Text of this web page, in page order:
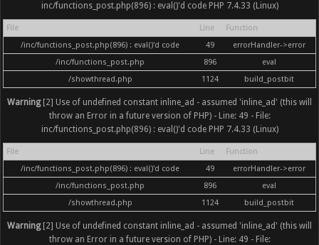
inc/functions_post.php(896) : eval()'d code PHP 7.4.33 (Linux)
File Line
Function
/inc/functions_post.php(896) : eval()'d code
49
errorHandler->error
/inc/functions_post.php
896
eval
/showthread.php
1124 build_postbit
Warning[2] Use of undefined constant inline_ad - assumed 'inline_ad' (this will
throw an Error in a future version of PHP) - Line: 49 - File:
inc/functions_post.php(896) : eval()'d code PHP 7.4.33 (Linux)
File Line
Function
/inc/functions_post.php(896) : eval()'d code
49
errorHandler->error
/inc/functions_post.php
896
eval
/showthread.php
1124 build_postbit
Warning[2] Use of undefined constant inline_ad - assumed 'inline_ad' (this will
throw an Error in a future version of PHP) - Line: 49 - File: